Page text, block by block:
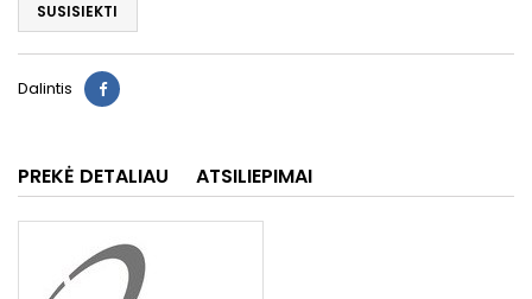
SUSISIEKTI
Dalintis
PREKĖ DETALIAU ATSILIEPIMAI